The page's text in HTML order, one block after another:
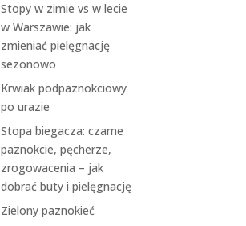
Stopy w zimie vs w lecie
w Warszawie: jak
zmieniać pielęgnację
sezonowo
Krwiak podpaznokciowy
po urazie
Stopa biegacza: czarne
paznokcie, pęcherze,
zrogowacenia – jak
dobrać buty i pielęgnację
Zielony paznokieć